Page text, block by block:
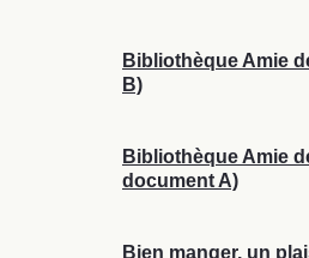
Bibliothèque Amie
B)
Bibliothèque Amie
document A)
Bien manger, un